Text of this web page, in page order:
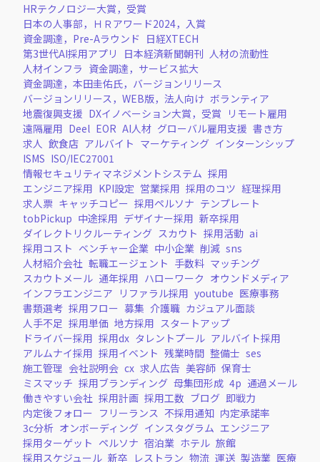
HRテクノロジー大賞，受賞
日本の人事部，ＨＲアワード2024，入賞
資金調達，Pre-Aラウンド 日経XTECH
第3世代AI採用アプリ
日本経済新聞朝刊 人材の流動性
人材インフラ 資金調達，サービス拡大
資金調達，本田圭佑氏，バージョンリリース
バージョンリリース，WEB版，法人向け ボランティア
地震復興支援 DXイノベーション大賞，受賞 リモート雇用
遠隔雇用 Deel EOR AI人材 グローバル雇用支援 書き方
求人 飲食店 アルバイト マーケティング インターンシップ
ISMS ISO/IEC27001
情報セキュリティマネジメントシステム 採用
エンジニア採用 KPI設定 営業採用 採用のコツ 経理採用
求人票 キャッチコピー 採用ペルソナ テンプレート
tobPickup 中途採用 デザイナー採用 新卒採用
ダイレクトリクルーティング スカウト 採用活動 ai
採用コスト ベンチャー企業 中小企業 削減 sns
人材紹介会社 転職エージェント 手数料 マッチング
スカウトメール 通年採用 ハローワーク オウンドメディア
インフラエンジニア リファラル採用 youtube 医療事務
書類選考 採用フロー 募集 介護職 カジュアル面談
人手不足 採用単価 地方採用 スタートアップ
ドライバー採用 採用dx タレントプール アルバイト採用
アルムナイ採用 採用イベント 残業時間 整備士 ses
施工管理 会社説明会 cx 求人広告 美容師 保育士
ミスマッチ 採用ブランディング 母集団形成 4p 通過メール
働きやすい会社 採用計画 採用工数 ブログ 即戦力
内定後フォロー フリーランス 不採用通知 内定承諾率
3c分析 オンボーディング インスタグラム エンジニア
採用ターゲット ペルソナ 宿泊業 ホテル 旅館
採用スケジュール 新卒 レストラン 物流 運送 製造業 医療